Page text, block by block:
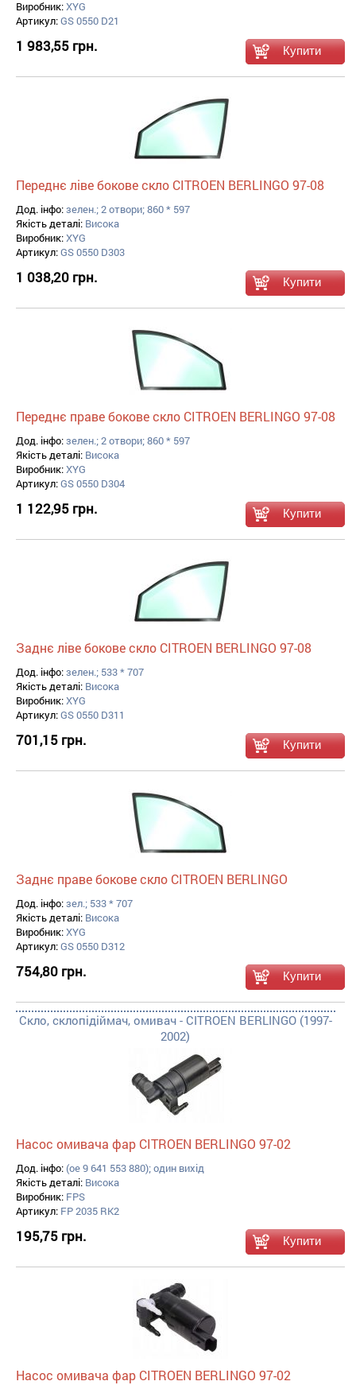
Виробник:XYG
Артикул:GS 0550 D21
1 983,55 грн.
Переднє ліве бокове скло CITROEN BERLINGO 97-08
Дод. інфо:зелен.; 2 отвори; 860 * 597
Якість деталі: Висока
Виробник:XYG
Артикул:GS 0550 D303
1 038,20 грн.
Переднє праве бокове скло CITROEN BERLINGO 97-08
Дод. інфо:зелен.; 2 отвори; 860 * 597
Якість деталі: Висока
Виробник:XYG
Артикул:GS 0550 D304
1 122,95 грн.
Заднє ліве бокове скло CITROEN BERLINGO 97-08
Дод. інфо:зелен.; 533 * 707
Якість деталі: Висока
Виробник:XYG
Артикул:GS 0550 D311
701,15 грн.
Заднє праве бокове скло CITROEN BERLINGO
Дод. інфо:зел.; 533 * 707
Якість деталі: Висока
Виробник:XYG
Артикул:GS 0550 D312
754,80 грн.
Скло, склопідіймач, омивач - CITROEN BERLINGO (1997-
2002)
Насос омивача фар CITROEN BERLINGO 97-02
Дод. інфо: (oe 9 641 553 880); один вихід
Якість деталі: Висока
Виробник: FPS
Артикул: FP 2035 RK2
195,75 грн.
Насос омивача фар CITROEN BERLINGO 97-02